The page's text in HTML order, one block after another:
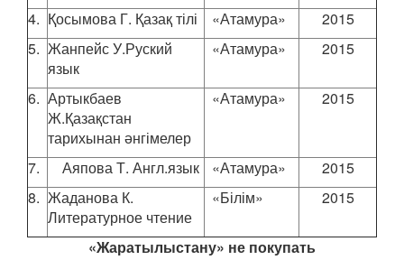
4. Қосымова Г. Қазақ тілі «Атамура»
2015
5. Жанпейс У.Руский
язык
«Атамура» 2015
6. Артыкбаев
Ж.Қазақстан
тарихынан әнгімелер
«Атамура» 2015
7. Аяпова Т. Англ.язык «Атамура»
2015
8. Жаданова К.
Литературное чтение
«Білім» 2015
«Жаратылыстану» не покупать